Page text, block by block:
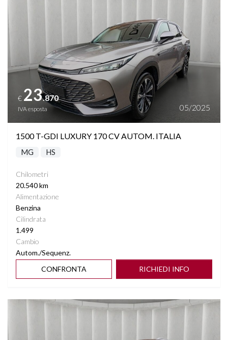
START&STOP
STEREO CON MONITOR TOUCHSCREEN
TASCHE SU RETROSCHIENALI SEDILI
TELECAMERE 360°
VANO PORTABAGAGLI AUTOMATICO
PHONE CHARGING
€ 23.870
IVA esposta 05/2025
1500 T-GDI LUXURY 170 CV AUTOM. ITALIA
MG HS
Chilometri
20.540 km
Alimentazione
Benzina
Cilindrata
1.499
Cambio
Autom./Sequenz.
CONFRONTA
RICHIEDI INFO
Vedi dettagli